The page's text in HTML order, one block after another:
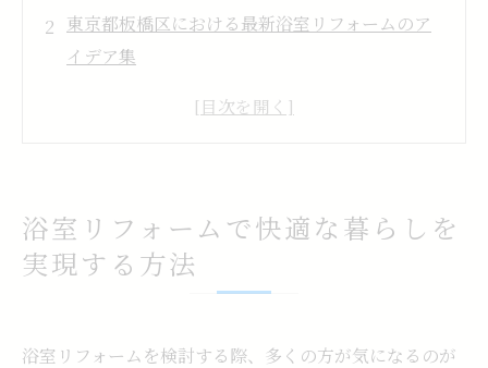
東京都板橋区における最新浴室リフォームのア
イデア集
掃除の手間を減らす浴室リフォームの工夫
補助金活用で賢く浴室リフォームを進めるポイ
ント
浴室リフォームで快適な暮らしを
実現する方法
浴室リフォームを検討する際、多くの方が気になるのが